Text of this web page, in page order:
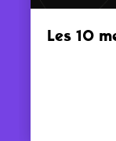
Les 10